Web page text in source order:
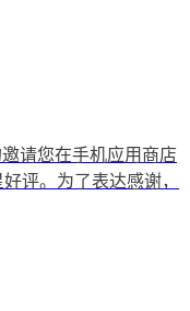
请您在手机应用商店
评。为了表达感谢，